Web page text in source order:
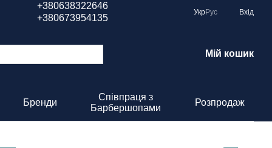
+380638322646
+380673954135
УкрРус Вхід
Мій кошик
Бренди
Співпраця з
Барбершопами
Розпродаж